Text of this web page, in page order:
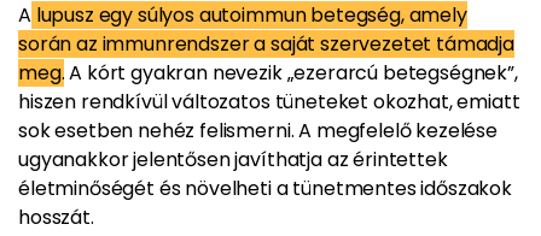
A lupusz egy súlyos autoimmun betegség, amely
során az immunrendszer a saját szervezetet támadja
meg.A kórt gyakran nevezik „ezerarcú betegségnek”,
hiszen rendkívül változatos tüneteket okozhat, emiatt
sok esetben nehéz felismerni. A megfelelő kezelése
ugyanakkor jelentősen javíthatja az érintettek
életminőségét és növelheti a tünetmentes időszakok
hosszát.